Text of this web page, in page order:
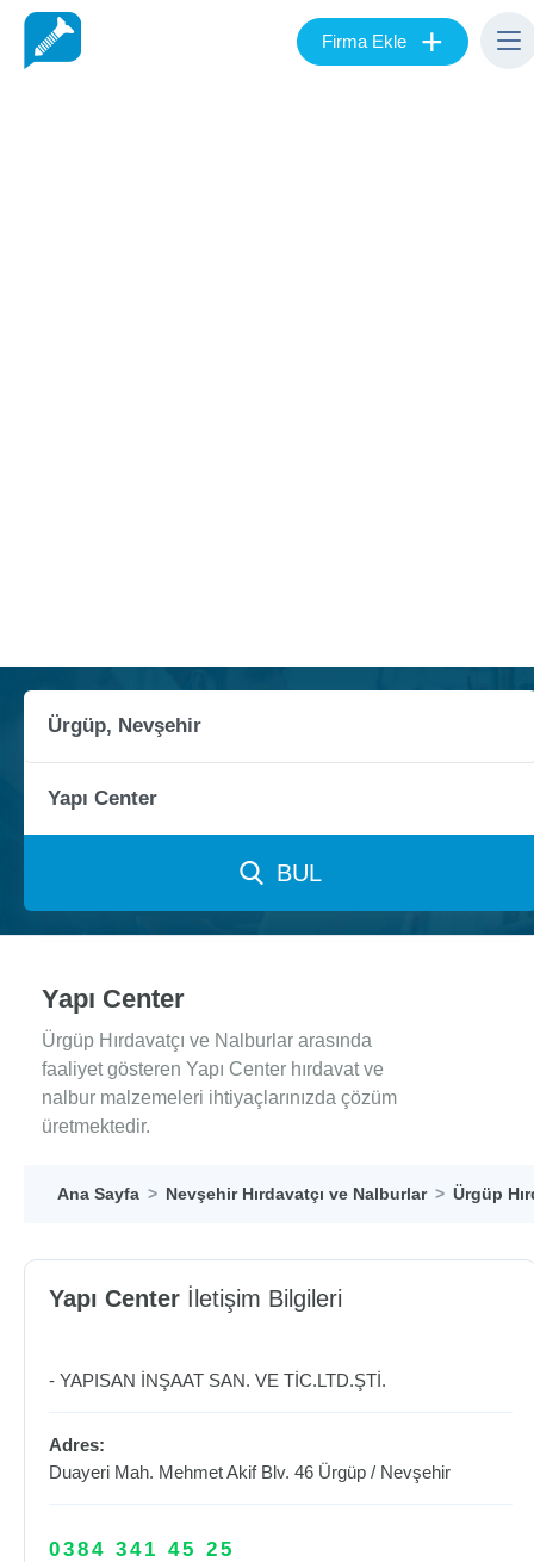
Firma Ekle +
BUL
Yapı Center
Ürgüp Hırdavatçı ve Nalburlar arasında
faaliyet gösteren Yapı Center hırdavat ve
nalbur malzemeleri ihtiyaçlarınızda çözüm
üretmektedir.
Ana Sayfa Nevşehir Hırdavatçı ve Nalburlar Ürgüp
Yapı Center İletişim Bilgileri
- YAPISAN İNŞAAT SAN. VE TİC.LTD.ŞTİ.
Adres:
Duayeri Mah. Mehmet Akif Blv. 46 Ürgüp / Nevşehir
0384 341 45 25